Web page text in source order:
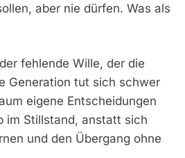
aber nie dürfen. Was als
fehlende Wille, der die
Generation tut sich schwer
eigene Entscheidungen
im Stillstand, anstatt sich
und den Übergang ohne